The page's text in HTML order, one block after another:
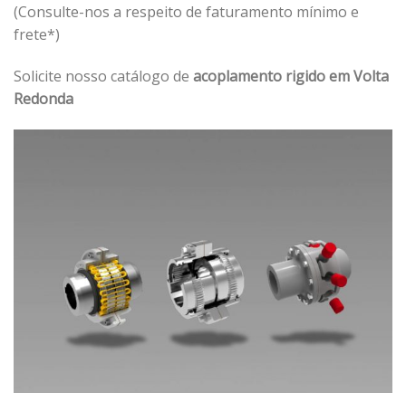
(Consulte-nos a respeito de faturamento mínimo e
frete*)
Solicite nosso catálogo de acoplamento rigido em Volta
Redonda